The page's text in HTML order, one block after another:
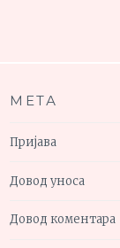
МЕТА
Пријава
Довод уноса
Довод коментара